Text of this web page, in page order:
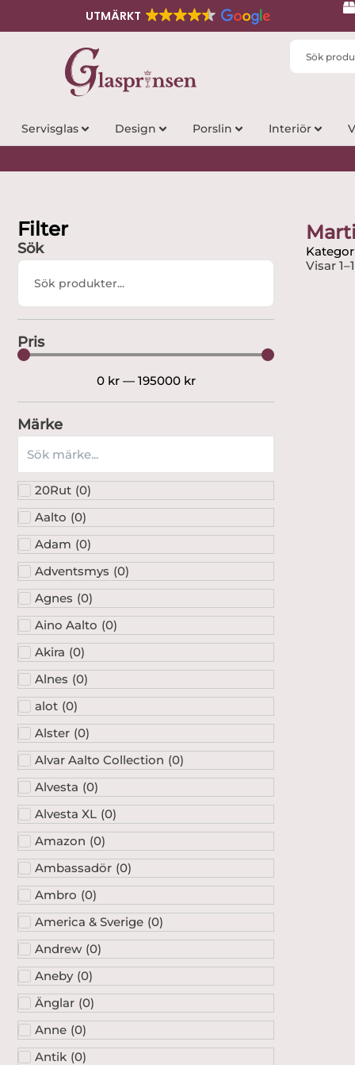
UTMÄRKT
Search
Servisglas Design Porslin Interiör
Filter
Sök
Search
Pris
0 kr— 195000 kr
Märke
20Rut (0)
Aalto (0)
Adam (0)
Adventsmys (0)
Agnes (0)
Aino Aalto (0)
Akira (0)
Alnes (0)
alot (0)
Alster (0)
Alvar Aalto Collection (0)
Alvesta (0)
Alvesta XL (0)
Amazon (0)
Ambassadör (0)
Ambro (0)
America & Sverige (0)
Andrew (0)
Aneby (0)
Änglar (0)
Anne (0)
Antik (0)
Visar